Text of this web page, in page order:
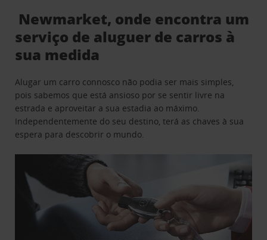
Newmarket, onde encontra um
serviço de aluguer de carros à
sua medida
Alugar um carro connosco não podia ser mais simples,
pois sabemos que está ansioso por se sentir livre na
estrada e aproveitar a sua estadia ao máximo.
Independentemente do seu destino, terá as chaves à sua
espera para descobrir o mundo.